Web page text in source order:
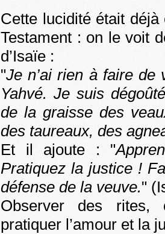
Cette lucidité était déjà
Testament : on le voit
d’Isaïe :
"Je n’ai rien à faire de
Yahvé. Je suis
de la graisse des
des taureaux, des
Et il ajoute : "
Pratiquez la justice !
défense de la veuve."
Observer des
pratiquer l’amour et la